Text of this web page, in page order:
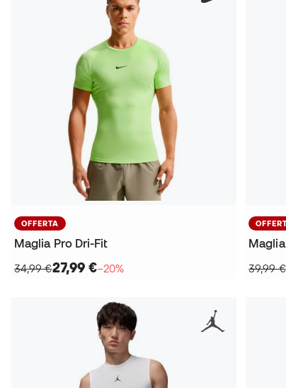
OFFERTA
Maglia Pro Dri-Fit
34,99 €27,99 €−20%
39,99 €